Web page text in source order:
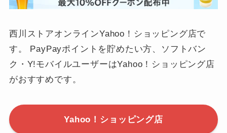
西川ストアオンラインYahoo！ショッピング店で
す。 PayPayポイントを貯めたい方、ソフトバン
ク・Y!モバイルユーザーはYahoo！ショッピング店
がおすすめです。
Yahoo！ショッピング店